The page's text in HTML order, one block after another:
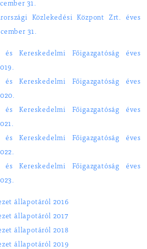
31.
Közlekedési Központ Zrt. éves
31.
és Kereskedelmi Főigazgatóság éves
és Kereskedelmi Főigazgatóság éves
és Kereskedelmi Főigazgatóság éves
és Kereskedelmi Főigazgatóság éves
és Kereskedelmi Főigazgatóság éves
állapotáról 2016
állapotáról 2017
állapotáról 2018
állapotáról 2019